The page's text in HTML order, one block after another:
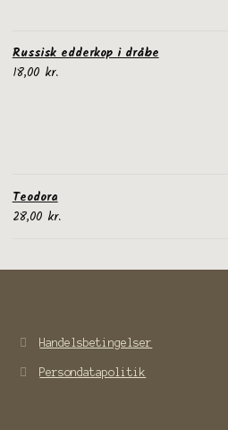
Russisk edderkop i dråbe
18,00 kr.
Teodora
28,00 kr.
Handelsbetingelser
Persondatapolitik